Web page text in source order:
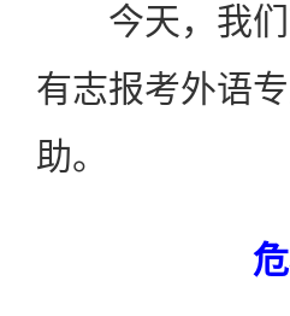
今天，我们
有志报考外语
助。